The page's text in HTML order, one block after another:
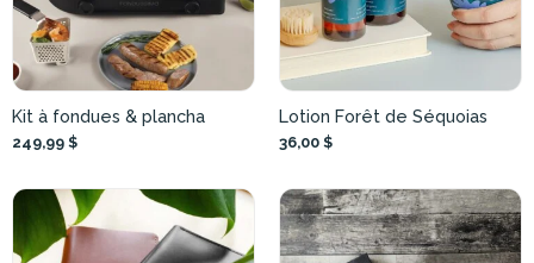
Kit à fondues & plancha
249,99 $
Lotion Forêt de Séquoias
36,00 $